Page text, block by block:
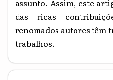
assunto. Assim, este
das ricas
renomados autores têm
trabalhos.